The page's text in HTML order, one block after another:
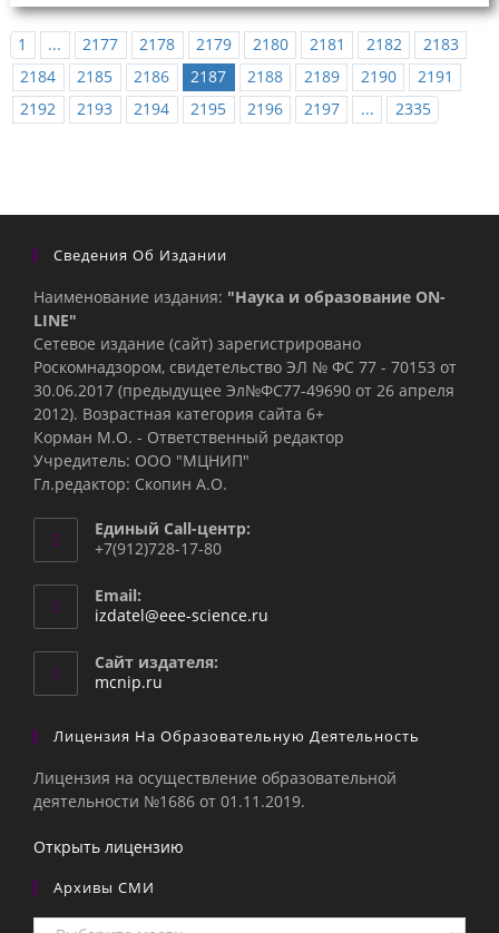
1 ... 2177 2178 2179 2180 2181 2182
2183
2184
2185 2186 2187 2188 2189 2190
2191
2192
2193 2194 2195 2196 2197 ... 2335
Сведения Об Издании
Наименование издания: "Наука и образование ON-
LINE"
Сетевое издание (сайт) зарегистрировано
Роскомнадзором, свидетельство ЭЛ № ФС 77 - 70153 от
30.06.2017 (предыдущее Эл№ФC77-49690 от 26 апреля
2012). Возрастная категория сайта 6+
Корман М.О. - Ответственный редактор
Учредитель: ООО "МЦНИП"
Гл.редактор: Скопин А.О.
Единый Call-центр:
+7(912)728-17-80
Email:
izdatel@eee-science.ru
Сайт издателя:
mcnip.ru
Лицензия На Образовательную Деятельность
Лицензия на осуществление образовательной
деятельности №1686 от 01.11.2019.
Открыть лицензию
Архивы СМИ
Архивы